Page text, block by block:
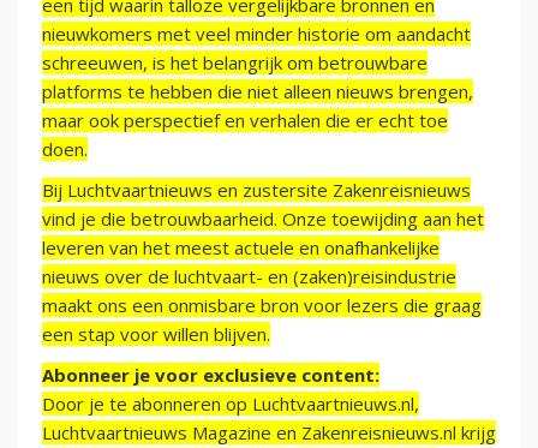
een tijd waarin talloze vergelijkbare bronnen en
nieuwkomers met veel minder historie om aandacht
schreeuwen, is het belangrijk om betrouwbare
platforms te hebben die niet alleen nieuws brengen,
maar ook perspectief en verhalen die er echt toe
doen.
Bij Luchtvaartnieuws en zustersite Zakenreisnieuws
vind je die betrouwbaarheid. Onze toewijding aan het
leveren van het meest actuele en onafhankelijke
nieuws over de luchtvaart- en (zaken)reisindustrie
maakt ons een onmisbare bron voor lezers die graag
een stap voor willen blijven.
Abonneer je voor exclusieve content:
Door je te abonneren op Luchtvaartnieuws.nl,
Luchtvaartnieuws Magazine en Zakenreisnieuws.nl krijg